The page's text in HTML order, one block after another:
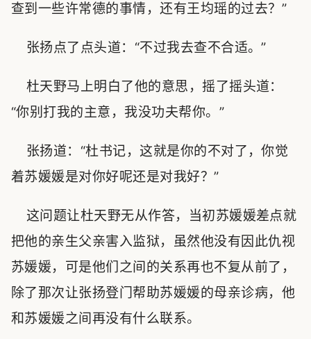
查到一些许常德的事情，还有王均瑶的过去？”
张扬点了点头道：“不过我去查不合适。”
杜天野马上明白了他的意思，摇了摇头道：
“你别打我的主意，我没功夫帮你。”
张扬道：“杜书记，这就是你的不对了，你觉
着苏媛媛是对你好呢还是对我好？”
这问题让杜天野无从作答，当初苏媛媛差点就
把他的亲生父亲害入监狱，虽然他没有因此仇视
苏媛媛，可是他们之间的关系再也不复从前了，
除了那次让张扬登门帮助苏媛媛的母亲诊病，他
和苏媛媛之间再没有什么联系。